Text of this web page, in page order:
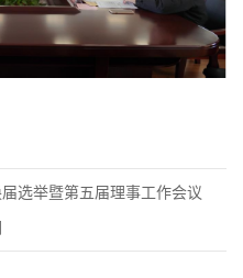
选举暨第五届理事工作会议